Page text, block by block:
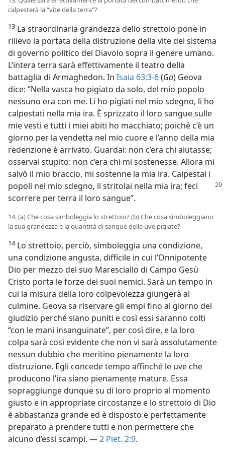
calpesterà la “vite della terra”?
13 La straordinaria grandezza dello strettoio pone in
rilievo la portata della distruzione della vite del sistema
di governo politico del Diavolo sopra il genere umano.
L’intera terra sarà effettivamente il teatro della
battaglia di Armaghedon. In Isaia 63:3-6(Ga) Geova
dice: “Nella vasca ho pigiato da solo, del mio popolo
nessuno era con me. Li ho pigiati nel mio sdegno, li ho
calpestati nella mia ira. È sprizzato il loro sangue sulle
mie vesti e tutti i miei abiti ho macchiato; poiché c’è un
giorno per la vendetta nel mio cuore e l’anno della mia
redenzione è arrivato. Guardai: non c’era chi aiutasse;
osservai stupito: non c’era chi mi sostenesse. Allora mi
salvò il mio braccio, mi sostenne la mia ira. Calpestai i
popoli nel mio sdegno, li stritolai nella mia ira; feci
scorrere per terra il loro sangue”.
14. (a) Che cosa simboleggia lo strettoio? (b) Che cosa simboleggiano
la sua grandezza e la quantità di sangue delle uve pigiate?
14Lo strettoio, perciò, simboleggia una condizione,
una condizione angusta, difficile in cui l’Onnipotente
Dio per mezzo del suo Maresciallo di Campo Gesù
Cristo porta le forze dei suoi nemici. Sarà un tempo in
cui la misura della loro colpevolezza giungerà al
culmine. Geova sa riservare gli empi fino al giorno del
giudizio perché siano puniti e così essi saranno colti
“con le mani insanguinate”, per così dire, e la loro
colpa sarà così evidente che non vi sarà assolutamente
nessun dubbio che meritino pienamente la loro
distruzione. Egli concede tempo affinché le uve che
producono l’ira siano pienamente mature. Essa
sopraggiunge dunque su di loro proprio al momento
giusto e in appropriate circostanze e lo strettoio di Dio
è abbastanza grande ed è disposto e perfettamente
preparato a prendere tutti e non permettere che
alcuno d’essi scampi. —2 Piet. 2:9.